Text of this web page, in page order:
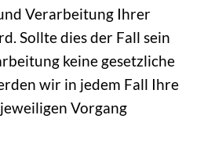
Verarbeitung Ihrer
Sollte dies der Fall sein
keine gesetzliche
wir in jedem Fall Ihre
Vorgang